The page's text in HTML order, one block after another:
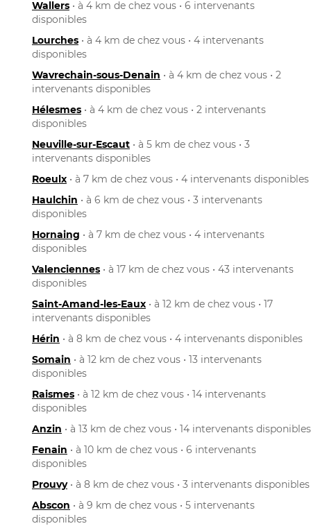
Wallers • à 4 km de chez vous • 6 intervenants
disponibles
Lourches • à 4 km de chez vous • 4 intervenants
disponibles
Wavrechain-sous-Denain • à 4 km de chez vous • 2
intervenants disponibles
Hélesmes • à 4 km de chez vous • 2 intervenants
disponibles
Neuville-sur-Escaut • à 5 km de chez vous • 3
intervenants disponibles
Roeulx • à 7 km de chez vous • 4 intervenants disponibles
Haulchin • à 6 km de chez vous • 3 intervenants
disponibles
Hornaing • à 7 km de chez vous • 4 intervenants
disponibles
Valenciennes • à 17 km de chez vous • 43 intervenants
disponibles
Saint-Amand-les-Eaux • à 12 km de chez vous • 17
intervenants disponibles
Hérin • à 8 km de chez vous • 4 intervenants disponibles
Somain • à 12 km de chez vous • 13 intervenants
disponibles
Raismes • à 12 km de chez vous • 14 intervenants
disponibles
Anzin • à 13 km de chez vous • 14 intervenants disponibles
Fenain • à 10 km de chez vous • 6 intervenants
disponibles
Prouvy• à 8 km de chez vous • 3 intervenants disponibles
Abscon • à 9 km de chez vous • 5 intervenants
disponibles